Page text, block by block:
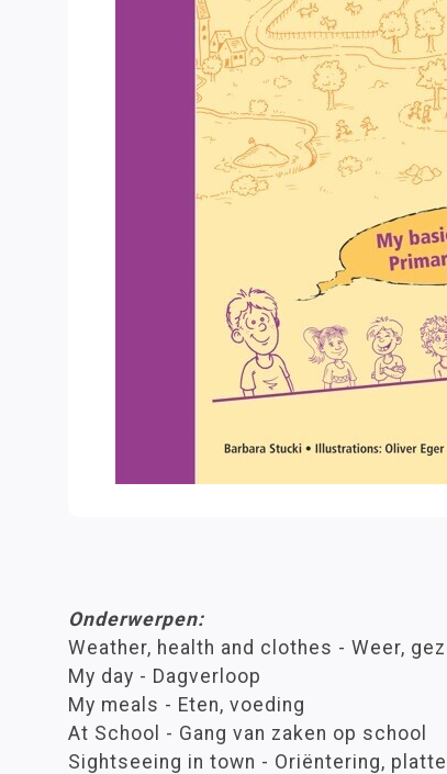
Onderwerpen:
Weather, health and clothes - Weer,
My day - Dagverloop
My meals - Eten, voeding
At School - Gang van zaken op school
Sightseeing in town - Oriëntering,